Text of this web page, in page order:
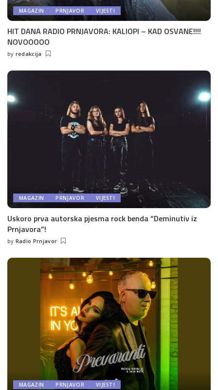
MAGAZIN PRNJAVOR VIJESTI
HIT DANA RADIO PRNJAVORA: KALIOPI – KAD OSVANE!!!!
NOVOOOOO
Posted
by redakcija
MAGAZIN PRNJAVOR VIJESTI
Uskoro prva autorska pjesma rock benda “Deminutiv iz
Prnjavora”!
Posted
by Radio Prnjavor
MAGAZIN PRNJAVOR VIJESTI